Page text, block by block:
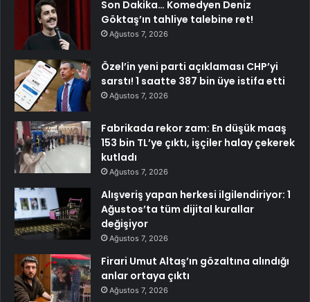
Son Dakika… Komedyen Deniz
Göktaş’ın tahliye talebine ret!
Ağustos 7, 2026
Özel’in yeni parti açıklaması CHP’yi
sarstı! 1 saatte 387 bin üye istifa etti
Ağustos 7, 2026
Fabrikada rekor zam: En düşük maaş
153 bin TL’ye çıktı, işçiler halay çekerek
kutladı
Ağustos 7, 2026
Alışveriş yapan herkesi ilgilendiriyor: 1
Ağustos’ta tüm dijital kurallar
değişiyor
Ağustos 7, 2026
Firari Umut Altaş’ın gözaltına alındığı
anlar ortaya çıktı
Ağustos 7, 2026